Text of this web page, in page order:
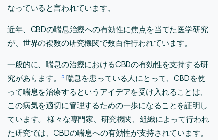
なっていると言われています。
近年、CBDの喘息治療への有効性に焦点を当てた医学研究
が、世界の複数の研究機関で数百件行われています。
一般的に、喘息の治療におけるCBDの有効性を支持する研
究があります。5喘息を患っている人にとって、CBDを使
って喘息を治療するというアイデアを受け入れることは、
この病気を適切に管理するための一歩になることを証明し
ています。 様々な専門家、研究機関、組織によって行われ
た研究では、CBDの喘息への有効性が支持されています。